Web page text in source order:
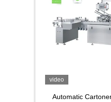
video
Automatic